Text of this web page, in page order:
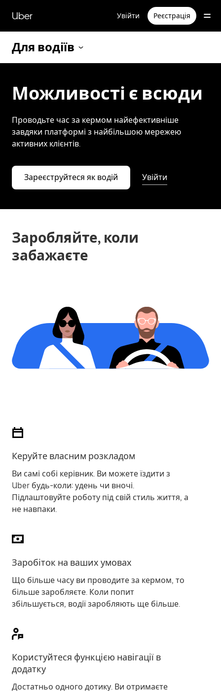
основного
вмісту
Uber Увійти Реєстрація
Для водіїв
Можливості є всюди
Проводьте час за кермом найефективніше
завдяки платформі з найбільшою мережею
активних клієнтів.
Зареєструйтеся як водій Увійти
Заробляйте, коли
забажаєте
Керуйте власним розкладом
Ви самі собі керівник. Ви можете їздити з
Uber будь-коли: удень чи вночі.
Підлаштовуйте роботу під свій стиль життя, а
не навпаки.
Заробіток на ваших умовах
Що більше часу ви проводите за кермом, то
більше заробляєте. Коли попит
збільшується, водії заробляють ще більше.
Користуйтеся функцією навігації в
додатку
Достатньо одного дотику. Ви отримаєте